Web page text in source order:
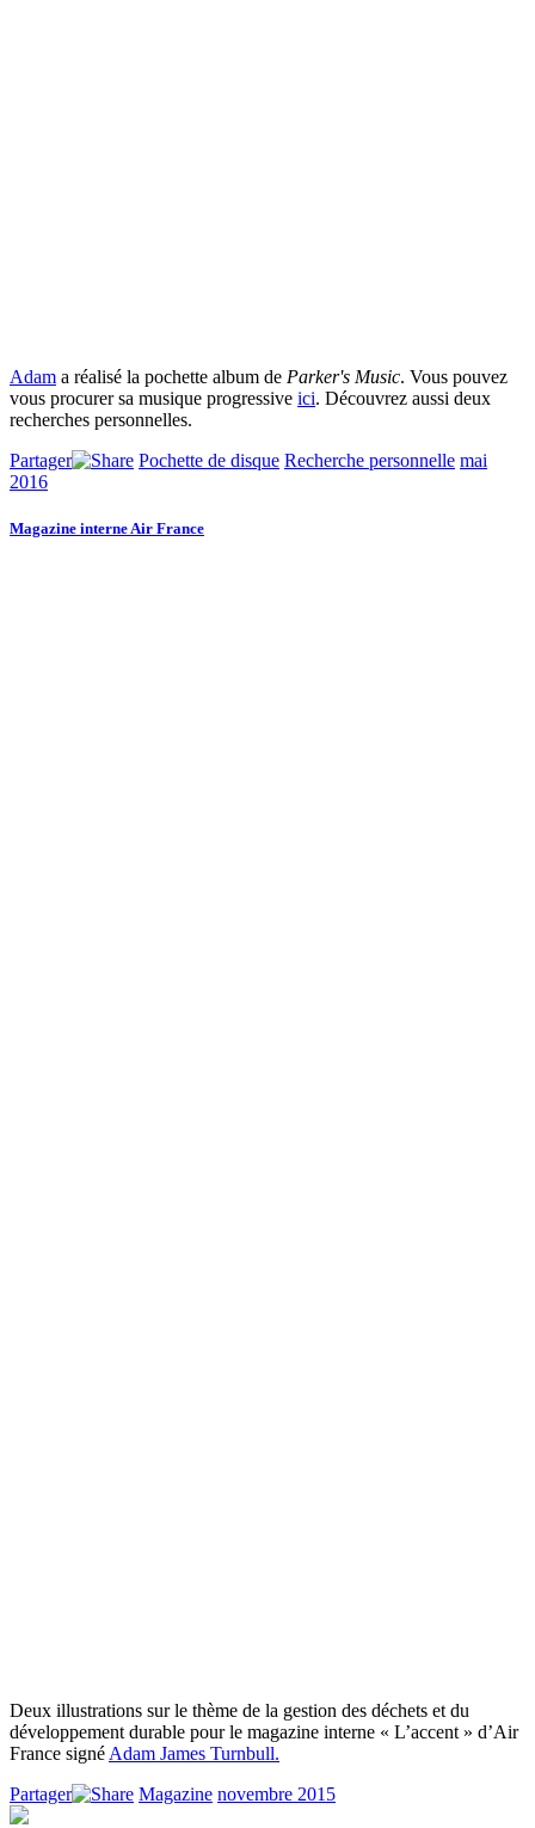
Adam a réalisé la pochette album de Parker's Music. Vous pouvez
vous procurer sa musique progressive ici. Découvrez aussi deux
recherches personnelles.
Partager
Pochette de disque Recherche personnelle mai
2016
Magazine interne Air France
Deux illustrations sur le thème de la gestion des déchets et du
développement durable pour le magazine interne « L’accent » d’Air
France signé Adam James Turnbull.
Partager
Magazine novembre 2015